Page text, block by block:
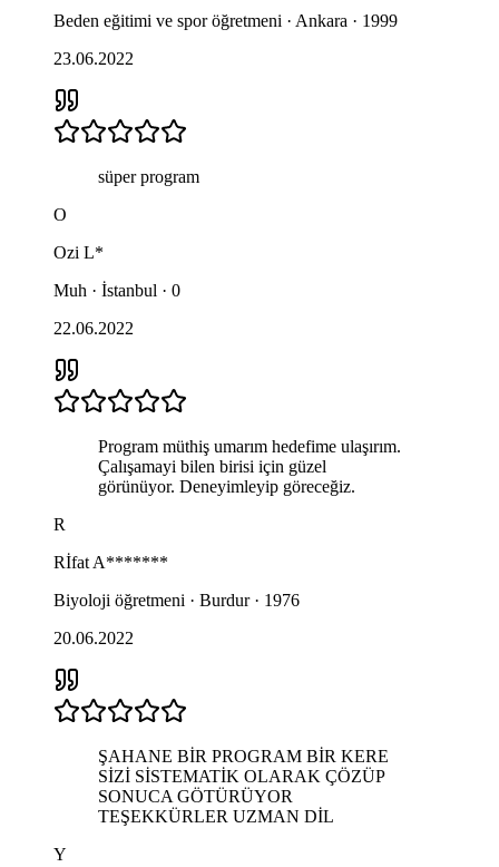
Beden eğitimi ve spor öğretmeni · Ankara · 1999
23.06.2022
süper program
O
Ozi L*
Muh · İstanbul · 0
22.06.2022
Program müthiş umarım hedefime ulaşırım.
Çalışamayi bilen birisi için güzel
görünüyor. Deneyimleyip göreceğiz.
R
Rİfat A*******
Biyoloji öğretmeni · Burdur · 1976
20.06.2022
ŞAHANE BİR PROGRAM BİR KERE
SİZİ SİSTEMATİK OLARAK ÇÖZÜP
SONUCA GÖTÜRÜYOR
TEŞEKKÜRLER UZMAN DİL
Y